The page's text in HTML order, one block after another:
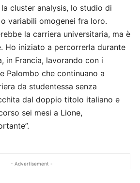
cluster analysis, lo studio di
variabili omogenei fra loro.
la carriera universitaria, ma è
Ho iniziato a percorrerla durante
in Francia, lavorando con i
Palombo che continuano a
da studentessa senza
dal doppio titolo italiano e
sei mesi a Lione,
- Advertisement -